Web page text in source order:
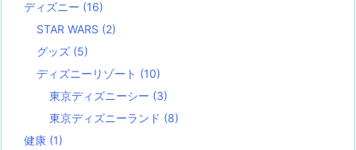
ディズニー (16)
STAR WARS (2)
グッズ (5)
ディズニーリゾート (10)
東京ディズニーシー (3)
東京ディズニーランド (8)
健康 (1)